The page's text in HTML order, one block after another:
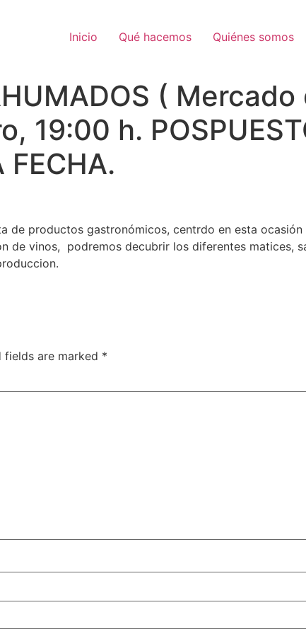
Inicio Qué hacemos Quiénes somos
(
19:00 h.
FECHA.
de productos gastronómicos, centrdo en esta
de vinos, podremos decubrir los diferentes matices,
fields are marked *